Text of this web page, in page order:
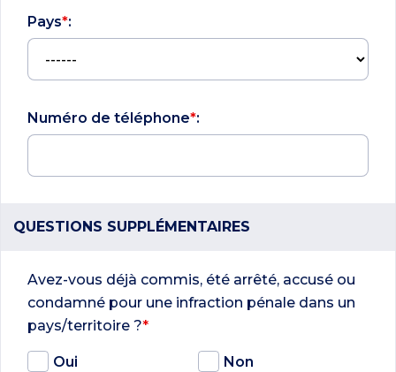
Pays*:
Numéro de téléphone*:
QUESTIONS SUPPLÉMENTAIRES
Avez-vous déjà commis, été arrêté, accusé ou
condamné pour une infraction pénale dans un
pays/territoire ?*
Oui Non